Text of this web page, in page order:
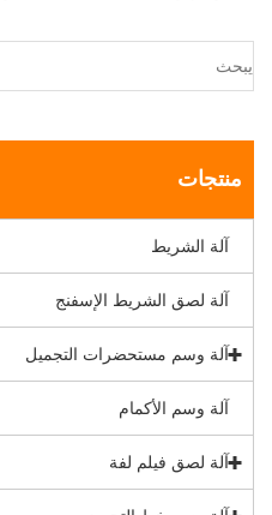
منتجات
آلة الشريط
آلة لصق الشريط الإسفنج
آلة وسم مستحضرات التجميل
آلة وسم الأكمام
آلة لصق فيلم لفة